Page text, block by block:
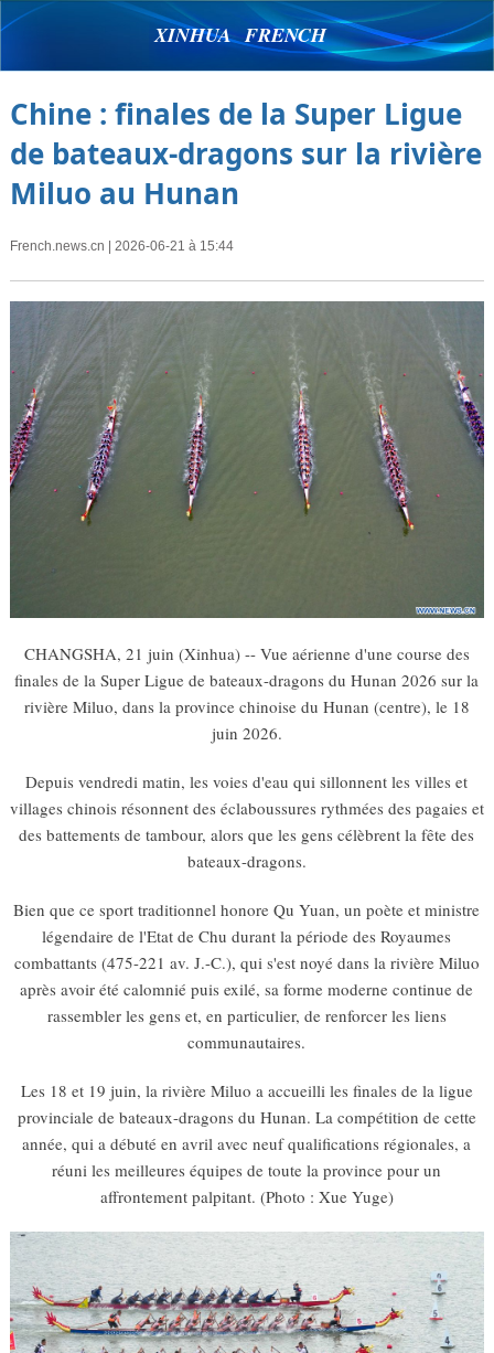
XINHUA FRENCH
Chine : finales de la Super Ligue
de bateaux-dragons sur la rivière
Miluo au Hunan
French.news.cn | 2026-06-21 à 15:44
CHANGSHA, 21 juin (Xinhua) -- Vue aérienne d'une course des
finales de la Super Ligue de bateaux-dragons du Hunan 2026 sur la
rivière Miluo, dans la province chinoise du Hunan (centre), le 18
juin 2026.
Depuis vendredi matin, les voies d'eau qui sillonnent les villes et
villages chinois résonnent des éclaboussures rythmées des pagaies et
des battements de tambour, alors que les gens célèbrent la fête des
bateaux-dragons.
Bien que ce sport traditionnel honore Qu Yuan, un poète et ministre
légendaire de l'Etat de Chu durant la période des Royaumes
combattants (475-221 av. J.-C.), qui s'est noyé dans la rivière Miluo
après avoir été calomnié puis exilé, sa forme moderne continue de
rassembler les gens et, en particulier, de renforcer les liens
communautaires.
Les 18 et 19 juin, la rivière Miluo a accueilli les finales de la ligue
provinciale de bateaux-dragons du Hunan. La compétition de cette
année, qui a débuté en avril avec neuf qualifications régionales, a
réuni les meilleures équipes de toute la province pour un
affrontement palpitant. (Photo : Xue Yuge)